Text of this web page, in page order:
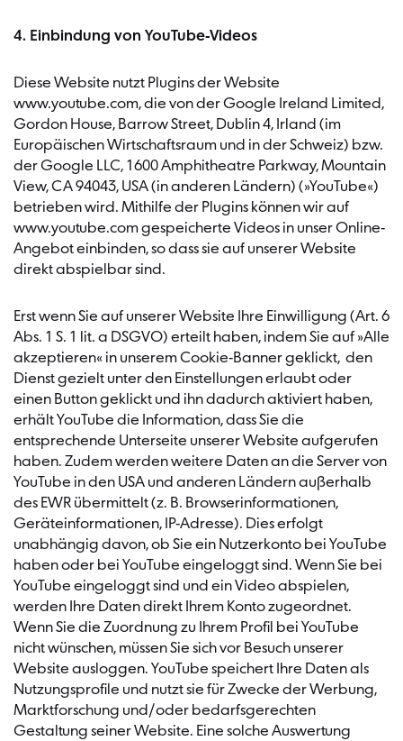
4. Einbindung von YouTube-Videos
Diese Website nutzt Plugins der Website
www.youtube.com, die von der Google Ireland Limited,
Gordon House, Barrow Street, Dublin 4, Irland (im
Europäischen Wirtschaftsraum und in der Schweiz) bzw.
der Google LLC, 1600 Amphitheatre Parkway, Mountain
View, CA 94043, USA (in anderen Ländern) (»YouTube«)
betrieben wird. Mithilfe der Plugins können wir auf
www.youtube.com gespeicherte Videos in unser Online-
Angebot einbinden, so dass sie auf unserer Website
direkt abspielbar sind.
Erst wenn Sie auf unserer Website Ihre Einwilligung (Art. 6
Abs. 1 S. 1 lit. a DSGVO) erteilt haben, indem Sie auf »Alle
akzeptieren« in unserem Cookie-Banner geklickt, den
Dienst gezielt unter den Einstellungen erlaubt oder
einen Button geklickt und ihn dadurch aktiviert haben,
erhält YouTube die Information, dass Sie die
entsprechende Unterseite unserer Website aufgerufen
haben. Zudem werden weitere Daten an die Server von
YouTube in den USA und anderen Ländern außerhalb
des EWR übermittelt (z. B. Browserinformationen,
Geräteinformationen, IP-Adresse). Dies erfolgt
unabhängig davon, ob Sie ein Nutzerkonto bei YouTube
haben oder bei YouTube eingeloggt sind. Wenn Sie bei
YouTube eingeloggt sind und ein Video abspielen,
werden Ihre Daten direkt Ihrem Konto zugeordnet.
Wenn Sie die Zuordnung zu Ihrem Profil bei YouTube
nicht wünschen, müssen Sie sich vor Besuch unserer
Website ausloggen. YouTube speichert Ihre Daten als
Nutzungsprofile und nutzt sie für Zwecke der Werbung,
Marktforschung und/oder bedarfsgerechten
Gestaltung seiner Website. Eine solche Auswertung